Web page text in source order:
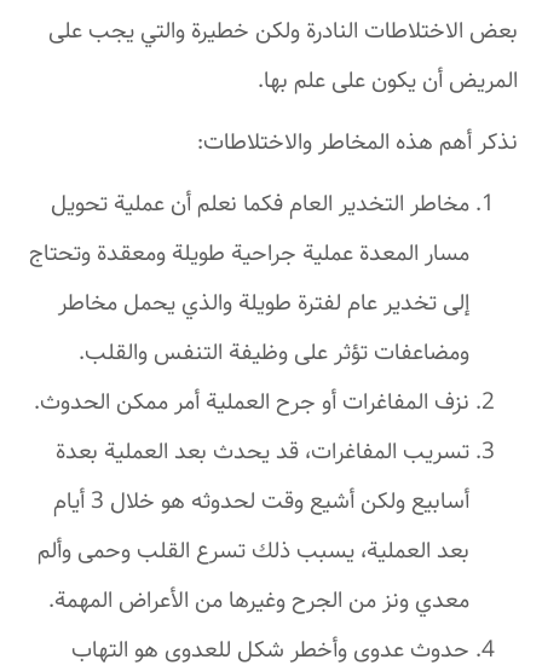
بعض الاختلاطات النادرة ولكن خطيرة والتي يجب على
المريض أن يكون على علم بها.
نذكر أهم هذه المخاطر والاختلاطات:
مخاطر التخدير العام فكما نعلم أن عملية تحويل
مسار المعدة عملية جراحية طويلة ومعقدة وتحتاج
إلى تخدير عام لفترة طويلة والذي يحمل مخاطر
ومضاعفات تؤثر على وظيفة التنفس والقلب.
نزف المفاغرات أو جرح العملية أمر ممكن الحدوث.
تسريب المفاغرات، قد يحدث بعد العملية بعدة
أسابيع ولكن أشيع وقت لحدوثه هو خلال 3 أيام
بعد العملية، يسبب ذلك تسرع القلب وحمى وألم
معدي ونز من الجرح وغيرها من الأعراض المهمة.
حدوث عدوى وأخطر شكل للعدوى هو التهاب